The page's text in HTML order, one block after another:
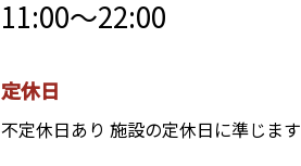
11:00～22:00
定休日
不定休日あり 施設の定休日に準じます